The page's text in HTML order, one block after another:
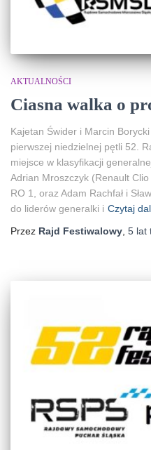
AKTUALNOŚCI
Ciasna walka o
Kajetan Świder i Marcin
pierwszej niedzielnej pętli 52.
miejsce w klasyfikacji
Adrian Mroszczyk (Renault
RO 1, oraz Adam Rachfał i
do liderów generalki i Czytaj
Przez Rajd Festiwalowy 5 lat